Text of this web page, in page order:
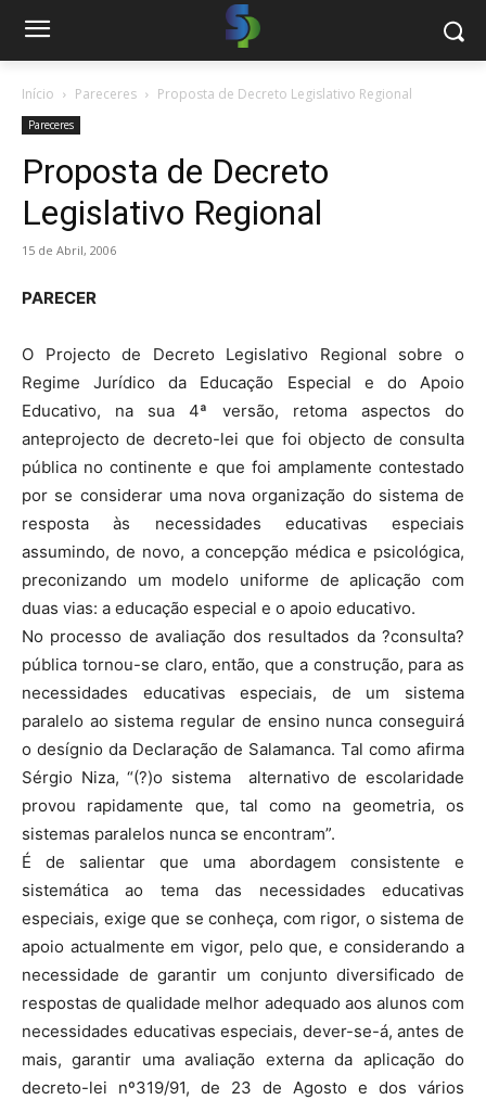
Início Pareceres Proposta de Decreto Legislativo Regional
Pareceres
Proposta de Decreto
Legislativo Regional
15 de Abril, 2006
PARECER
O Projecto de Decreto Legislativo Regional sobre o
Regime Jurídico da Educação Especial e do Apoio
Educativo, na sua 4ª versão, retoma aspectos do
anteprojecto de decreto-lei que foi objecto de consulta
pública no continente e que foi amplamente contestado
por se considerar uma nova organização do sistema de
resposta às necessidades educativas especiais
assumindo, de novo, a concepção médica e psicológica,
preconizando um modelo uniforme de aplicação com
duas vias: a educação especial e o apoio educativo.
No processo de avaliação dos resultados da ?consulta?
pública tornou-se claro, então, que a construção, para as
necessidades educativas especiais, de um sistema
paralelo ao sistema regular de ensino nunca conseguirá
o desígnio da Declaração de Salamanca. Tal como afirma
Sérgio Niza, “(?)o sistema alternativo de escolaridade
provou rapidamente que, tal como na geometria, os
sistemas paralelos nunca se encontram”.
É de salientar que uma abordagem consistente e
sistemática ao tema das necessidades educativas
especiais, exige que se conheça, com rigor, o sistema de
apoio actualmente em vigor, pelo que, e considerando a
necessidade de garantir um conjunto diversificado de
respostas de qualidade melhor adequado aos alunos com
necessidades educativas especiais, dever-se-á, antes de
mais, garantir uma avaliação externa da aplicação do
decreto-lei nº319/91, de 23 de Agosto e dos vários